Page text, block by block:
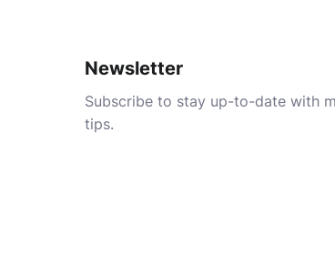
Newsletter
Subscribe to stay up-to-date with
tips.